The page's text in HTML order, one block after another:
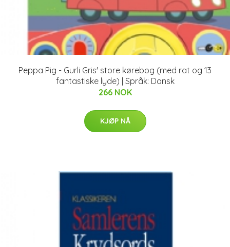
Peppa Pig - Gurli Gris' store kørebog (med rat og 13
fantastiske lyde) | Språk: Dansk
266 NOK
KJØP NÅ